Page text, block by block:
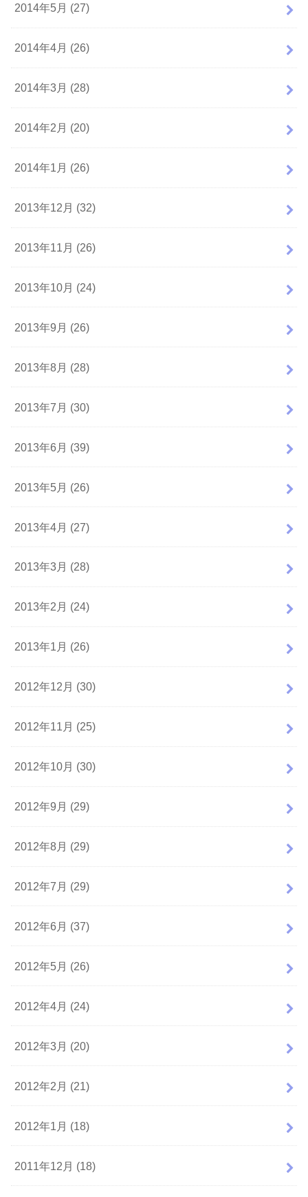
2014年5月 (27)
2014年4月 (26)
2014年3月 (28)
2014年2月 (20)
2014年1月 (26)
2013年12月 (32)
2013年11月 (26)
2013年10月 (24)
2013年9月 (26)
2013年8月 (28)
2013年7月 (30)
2013年6月 (39)
2013年5月 (26)
2013年4月 (27)
2013年3月 (28)
2013年2月 (24)
2013年1月 (26)
2012年12月 (30)
2012年11月 (25)
2012年10月 (30)
2012年9月 (29)
2012年8月 (29)
2012年7月 (29)
2012年6月 (37)
2012年5月 (26)
2012年4月 (24)
2012年3月 (20)
2012年2月 (21)
2012年1月 (18)
2011年12月 (18)